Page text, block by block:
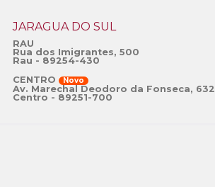
JARAGUÁ DO SUL
RAU
Rua dos Imigrantes, 500
Rau - 89254-430
CENTRO
Novo
Av. Marechal Deodoro da Fonseca, 632
Centro - 89251-700